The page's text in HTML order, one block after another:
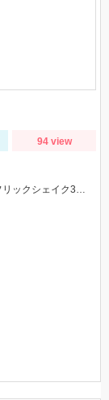
94 view
短時間で油ヶ淵へブラックバス釣りへ！ ジャッカルフリックシェイク3.8のノーシンカーワッキーでGET!